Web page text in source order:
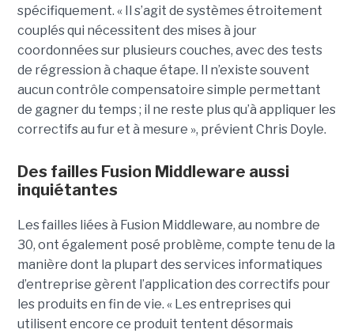
spécifiquement. « Il s’agit de systèmes étroitement
couplés qui nécessitent des mises à jour
coordonnées sur plusieurs couches, avec des tests
de régression à chaque étape. Il n’existe souvent
aucun contrôle compensatoire simple permettant
de gagner du temps ; il ne reste plus qu’à appliquer les
correctifs au fur et à mesure », prévient Chris Doyle.
Des failles Fusion Middleware aussi
inquiétantes
Les failles liées à Fusion Middleware, au nombre de
30, ont également posé problème, compte tenu de la
manière dont la plupart des services informatiques
d’entreprise gèrent l’application des correctifs pour
les produits en fin de vie. « Les entreprises qui
utilisent encore ce produit tentent désormais